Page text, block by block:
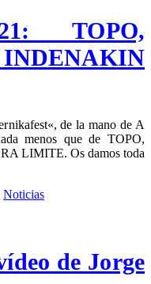
TOPO,
de la mano de A
menos que de TOPO,
LIMITE. Os damos toda
Noticias
de Jorge